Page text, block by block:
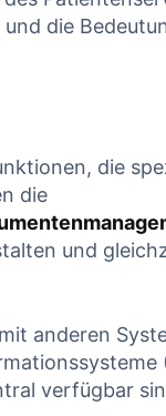
die
‌die
⁢die
und
mit anderen
verfügbar